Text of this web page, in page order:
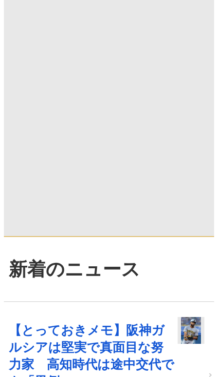
新着のニュース
【とっておきメモ】阪神ガ
ルシアは堅実で真面目な努
力家 高知時代は途中交代で